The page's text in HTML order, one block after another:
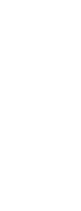
mi?
mi?
mi?